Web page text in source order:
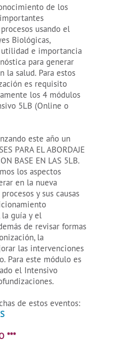
de los
usando el
Biológicas,
e importancia
para generar
la salud. Para estos
es requisito
los 4 módulos
5LB (Online o
este año un
PARA EL ABORDAJE
BASE EN LAS 5LB.
los aspectos
en la nueva
y sus causas
guía y el
de revisar formas
la
las intervenciones
Para este módulo es
el Intensivo
de estos eventos:
***